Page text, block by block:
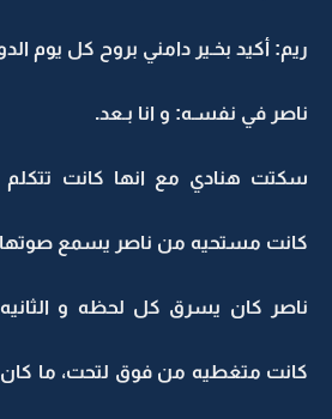
ريم: أكيد بخـير دامني بروح كل يوم
ناصر في نفسـه: و انا بـعد.
سكتت هنادي مع انها كانت تتكلم
كانت مستحيه من ناصر يسمع صوتها.
ناصر كان يسرق كل لحظه و الثانيه
كانت متغطيه من فوق لتحت، ما كان